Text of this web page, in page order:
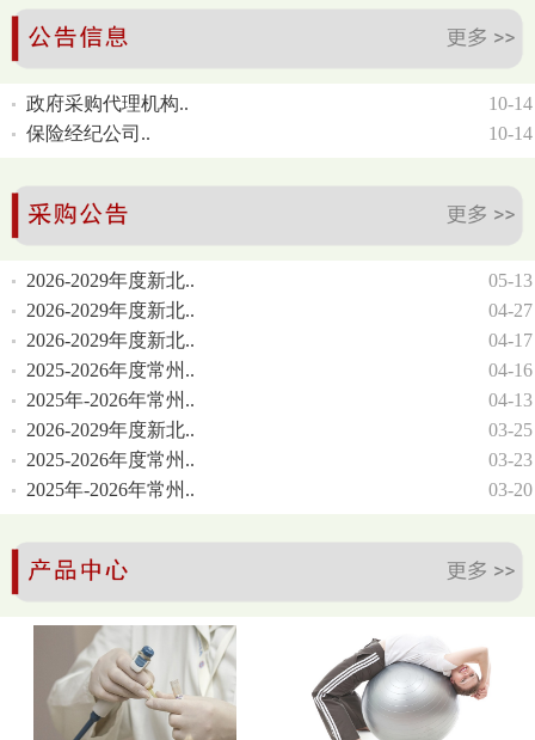
政府采购代理机构..
10-14
保险经纪公司..
10-14
2026-2029年度新北..
05-13
2026-2029年度新北..
04-27
2026-2029年度新北..
04-17
2025-2026年度常州..
04-16
2025年-2026年常州..
04-13
2026-2029年度新北..
03-25
2025-2026年度常州..
03-23
2025年-2026年常州..
03-20